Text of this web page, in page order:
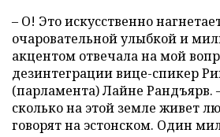
– О! Это искусственно
очаровательной улыбкой и
акцентом отвечала на мой
дезинтеграции вице-спикер
(парламента) Лайне Рандъярв.
сколько на этой земле живет
говорят на эстонском. Один